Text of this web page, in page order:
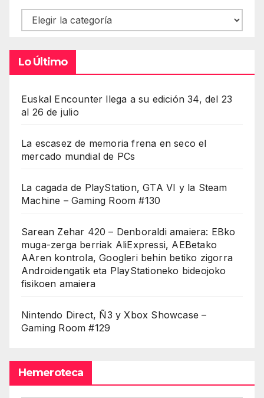
Contenidos
Lo Último
Euskal Encounter llega a su edición 34, del 23
al 26 de julio
La escasez de memoria frena en seco el
mercado mundial de PCs
La cagada de PlayStation, GTA VI y la Steam
Machine – Gaming Room #130
Sarean Zehar 420 – Denboraldi amaiera: EBko
muga-zerga berriak AliExpressi, AEBetako
AAren kontrola, Googleri behin betiko zigorra
Androidengatik eta PlayStationeko bideojoko
fisikoen amaiera
Nintendo Direct, Ñ3 y Xbox Showcase –
Gaming Room #129
Hemeroteca